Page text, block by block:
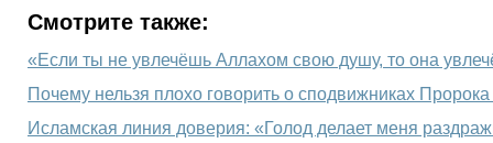
Смотрите также:
«Если ты не увлечёшь Аллахом свою душу, то она
Исламская линия доверия: «Голод делает меня